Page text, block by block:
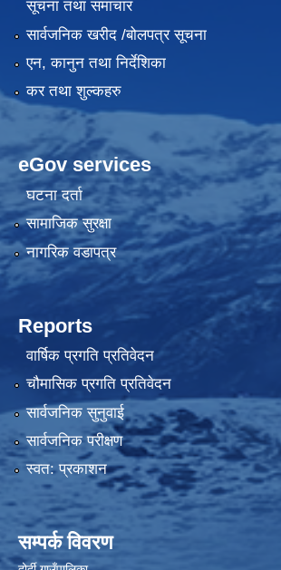
सूचना तथा समाचार
सार्वजनिक खरीद /बोलपत्र सूचना
एन, कानुन तथा निर्देशिका
कर तथा शुल्कहरु
eGov services
घटना दर्ता
सामाजिक सुरक्षा
नागरिक वडापत्र
Reports
वार्षिक प्रगति प्रतिवेदन
चौमासिक प्रगति प्रतिवेदन
सार्वजनिक सुनुवाई
सार्वजनिक परीक्षण
स्वत: प्रकाशन
सम्पर्क विवरण